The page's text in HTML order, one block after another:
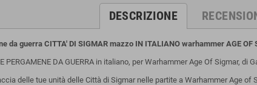
DESCRIZIONE
da guerra CITTA' DI SIGMAR mazzo IN ITALIANO warhammer AGE OF
PERGAMENE DA GUERRA in italiano, per Warhammer Age Of Sigmar, di
delle tue unità delle Città di Sigmar nelle partite a Warhammer Age of